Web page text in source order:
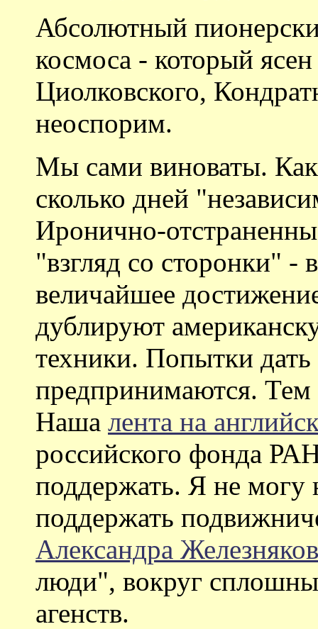
Абсолютный
космоса - который
Циолковского,
неоспорим.
Мы сами виноваты. Как
сколько дней
Иронично-
"взгляд со сторонки" -
величайшее
дублируют
техники. Попытки
предпринимаются. Тем
Наша лента на
российского фонда
поддержать. Я не могу
поддержать
Александра
люди", вокруг
агенств.